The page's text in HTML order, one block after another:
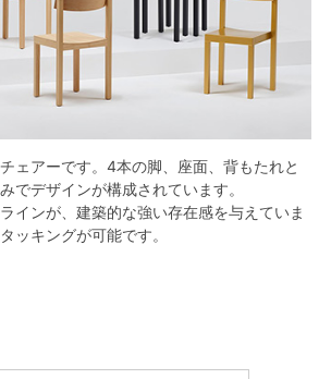
ェアーです。4本の脚、座面、背もたれと
でデザインが構成されています。
インが、建築的な強い存在感を与えていま
ッキングが可能です。